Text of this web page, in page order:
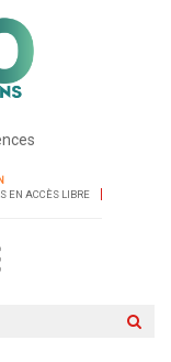
EN ACCÈS LIBRE